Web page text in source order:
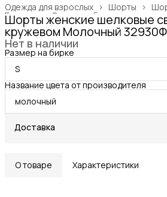
Шорты ›
Одежда для взрослых ›
Одежда, обувь и
Главная ›
Шорты женские шелковые
кружевом Молочный
Нет в наличии
Размер на бирке
S
Название цвета от производителя
молочный
Доставка
О товаре Характеристики